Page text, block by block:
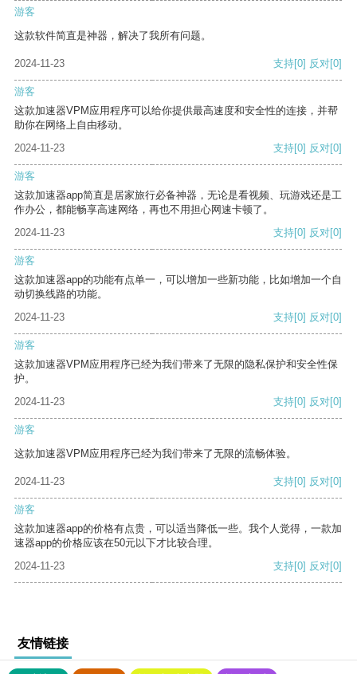
游客
这款软件简直是神器，解决了我所有问题。
2024-11-23 支持[0] 反对[0]
游客
这款加速器VPM应用程序可以给你提供最高速度和安全性的连接，并帮
助你在网络上自由移动。
2024-11-23
支持[0] 反对[0]
游客
这款加速器app简直是居家旅行必备神器，无论是看视频、玩游戏还是工
作办公，都能畅享高速网络，再也不用担心网速卡顿了。
2024-11-23
支持[0] 反对[0]
游客
这款加速器app的功能有点单一，可以增加一些新功能，比如增加一个自
动切换线路的功能。
2024-11-23
支持[0] 反对[0]
游客
这款加速器VPM应用程序已经为我们带来了无限的隐私保护和安全性保
护。
2024-11-23
支持[0] 反对[0]
游客
这款加速器VPM应用程序已经为我们带来了无限的流畅体验。
2024-11-23 支持[0] 反对[0]
游客
这款加速器app的价格有点贵，可以适当降低一些。我个人觉得，一款加
速器app的价格应该在50元以下才比较合理。
2024-11-23
支持[0] 反对[0]
友情链接